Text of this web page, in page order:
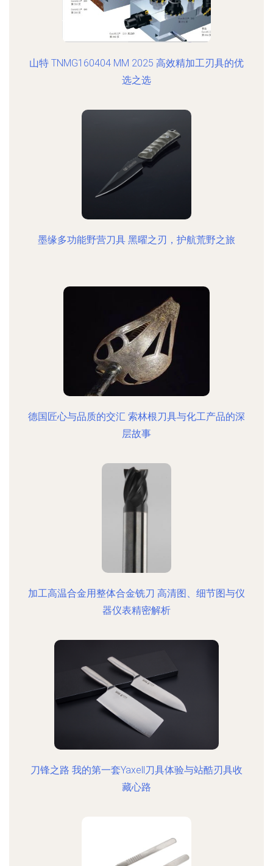
山特 TNMG160404 MM 2025 高效精加工刃具的优
选之选
墨缘多功能野营刀具 黑曜之刃，护航荒野之旅
德国匠心与品质的交汇 索林根刀具与化工产品的深
层故事
加工高温合金用整体合金铣刀 高清图、细节图与仪
器仪表精密解析
刀锋之路 我的第一套Yaxell刀具体验与站酷刃具收
藏心路